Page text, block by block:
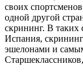
своих
одной другой
скрининг. В таких
Испания,
эшелонами и